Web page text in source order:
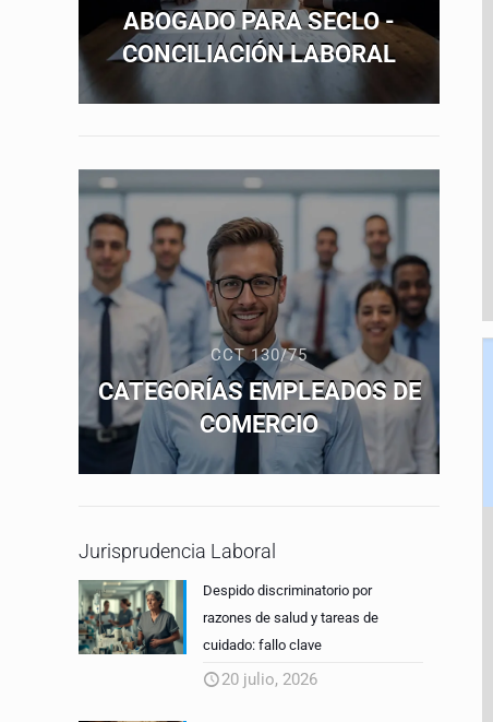
ABOGADO PARA SECLO -
CONCILIACIÓN LABORAL
CCT 130/75
CATEGORÍAS EMPLEADOS DE
COMERCIO
Jurisprudencia Laboral
Despido discriminatorio por
razones de salud y tareas de
cuidado: fallo clave
20 julio, 2026